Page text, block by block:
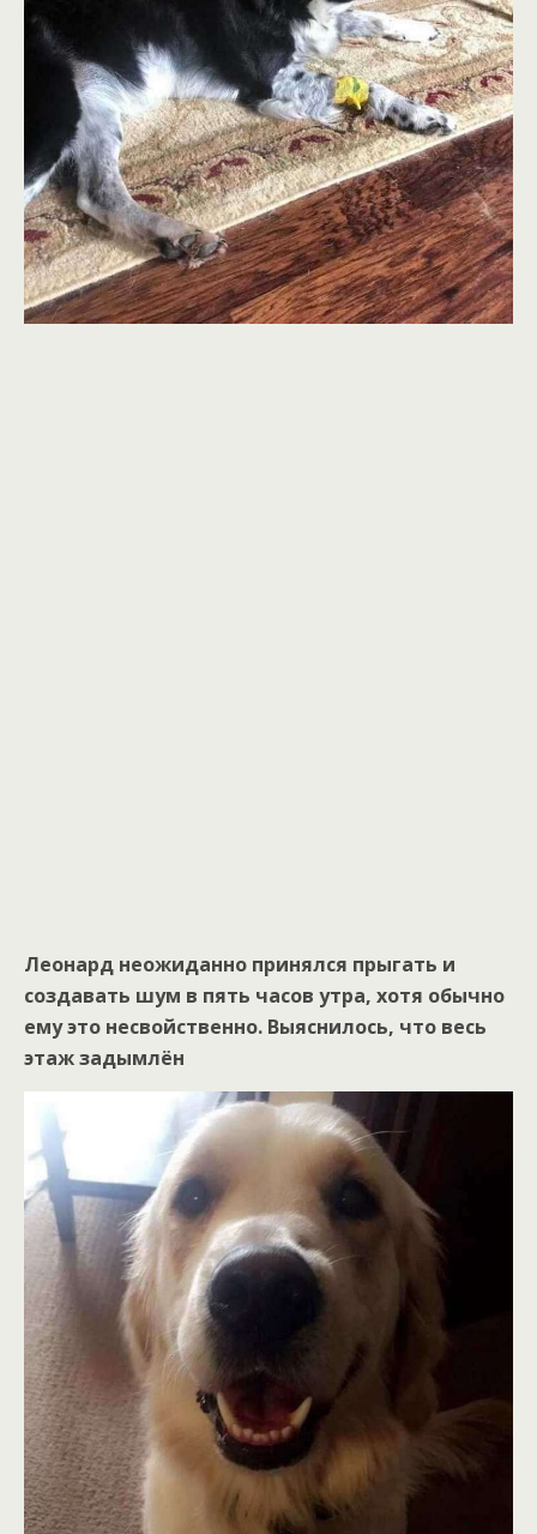
Леонард неожиданно принялся прыгать и
создавать шум в пять часов утра, хотя обычно
ему это несвойственно. Выяснилось, что весь
этаж задымлён